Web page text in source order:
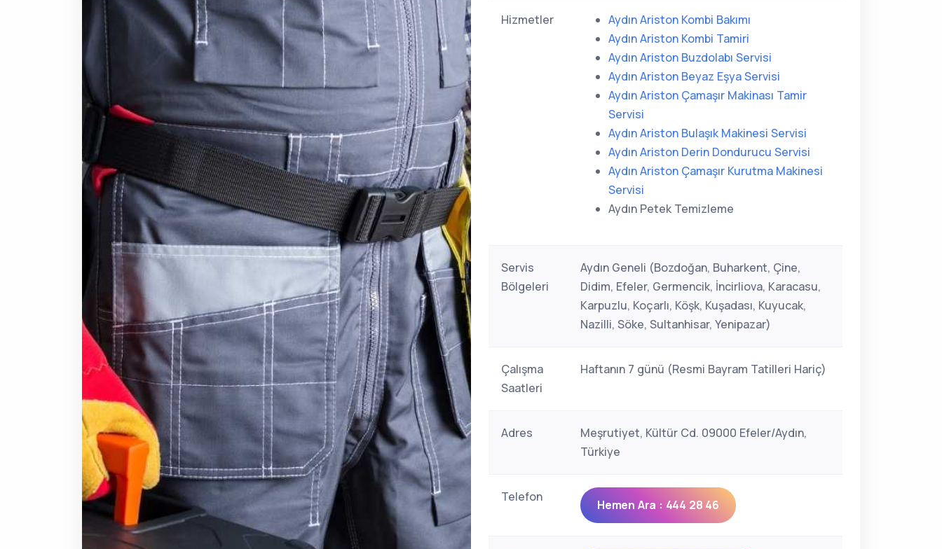
Hizmetler
Aydın Ariston Kombi Bakımı
Aydın Ariston Kombi Tamiri
Aydın Ariston Buzdolabı Servisi
Aydın Ariston Beyaz Eşya Servisi
Aydın Ariston Çamaşır Makinası Tamir
Servisi
Aydın Ariston Bulaşık Makinesi Servisi
Aydın Ariston Derin Dondurucu Servisi
Aydın Ariston Çamaşır Kurutma Makinesi
Servisi
Aydın Petek Temizleme
Servis
Bölgeleri
Aydın Geneli (Bozdoğan, Buharkent, Çine,
Didim, Efeler, Germencik, İncirliova, Karacasu,
Karpuzlu, Koçarlı, Köşk, Kuşadası, Kuyucak,
Nazilli, Söke, Sultanhisar, Yenipazar)
Çalışma
Saatleri
Haftanın 7 günü (Resmi Bayram Tatilleri Hariç)
Adres
Meşrutiyet, Kültür Cd. 09000 Efeler/Aydın,
Türkiye
Telefon
Hemen Ara : 444 28 46